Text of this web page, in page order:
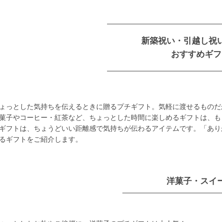
新築祝い・引越し祝
おすすめギ
っとした気持ちを伝えるときに贈るプチギフト。気軽に渡せるもの
子やコーヒー・紅茶など、ちょっとした時間に楽しめるギフトは、
フトは、ちょうどいい距離感で気持ちが伝わるアイテムです。「あ
ギフトをご紹介します。
洋菓子・スイ